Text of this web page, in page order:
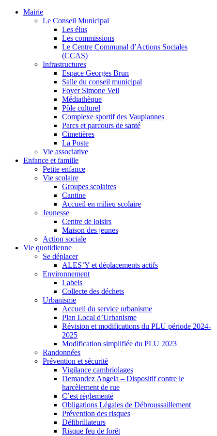
Mairie
Le Conseil Municipal
Les élus
Les commissions
Le Centre Communal d’Actions Sociales
(CCAS)
Infrastructures
Espace Georges Brun
Salle du conseil municipal
Foyer Simone Veil
Médiathèque
Pôle culturel
Complexe sportif des Vaupiannes
Parcs et parcours de santé
Cimetières
La Poste
Vie associative
Enfance et famille
Petite enfance
Vie scolaire
Groupes scolaires
Cantine
Accueil en milieu scolaire
Jeunesse
Centre de loisirs
Maison des jeunes
Action sociale
Vie quotidienne
Se déplacer
ALES’Y et déplacements actifs
Environnement
Labels
Collecte des déchets
Urbanisme
Accueil du service urbanisme
Plan Local d’Urbanisme
Révision et modifications du PLU période 2024-
2025
Modification simplifiée du PLU 2023
Randonnées
Prévention et sécurité
Vigilance cambriolages
Demandez Angela – Dispositif contre le
harcèlement de rue
C’est règlementé
Obligations Légales de Débroussaillement
Prévention des risques
Défibrillateurs
Risque feu de forêt